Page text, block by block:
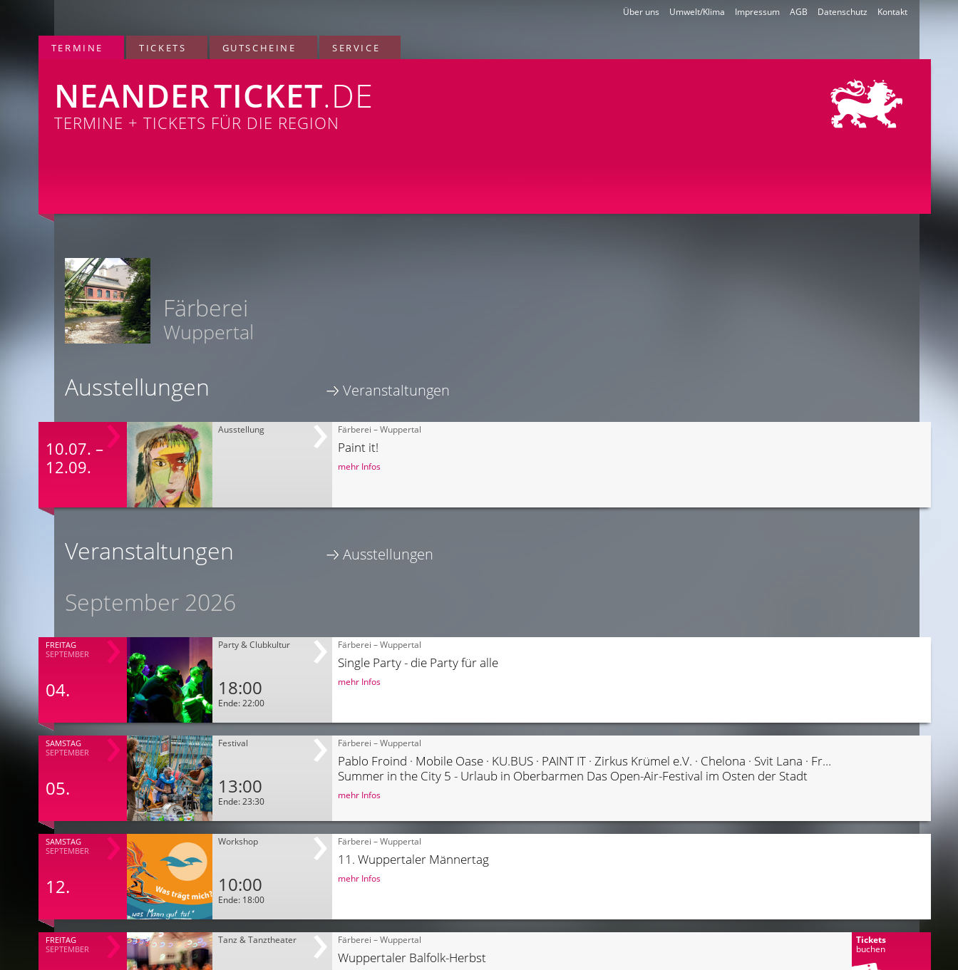
Kontakt
Datenschutz
AGB
Impressum
Umwelt/Klima
Über uns
TERMINE TICKETS GUTSCHEINE SERVICE
NEANDERTICKET.DE
TERMINE + TICKETS FÜR DIE REGION
Färberei
Wuppertal
Ausstellungen Veranstaltungen
10.07. –
12.09.
Ausstellung Färberei – Wuppertal
Paint it!
mehr Infos
Veranstaltungen Ausstellungen
September 2026
FREITAG
SEPTEMBER
04.
Party & Clubkultur
18:00
Ende: 22:00
Färberei – Wuppertal
Single Party - die Party für alle
mehr Infos
SAMSTAG
SEPTEMBER
05.
Festival
13:00
Ende: 23:30
Färberei – Wuppertal
Pablo Froind · Mobile Oase · KU.BUS · PAINT IT · Zirkus Krümel e.V. · Chelona · Svit Lana · Franzi Rockzz feat. BeTTY · Khaireddin Bero
Summer in the City 5 - Urlaub in Oberbarmen Das Open-Air-Festival im Osten der Stadt
mehr Infos
SAMSTAG
SEPTEMBER
12.
Workshop
10:00
Ende: 18:00
Färberei – Wuppertal
11. Wuppertaler Männertag
mehr Infos
FREITAG
SEPTEMBER
Tanz & Tanztheater Tickets
buchen
Färberei – Wuppertal
Wuppertaler Balfolk-Herbst